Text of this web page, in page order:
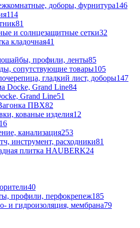
доборы, фурнитура146
114
81
и солнцезащитные сетки32
кладочная41
профили, ленты85
сопутствующие товары105
гладкий лист, доборы147
Docke, Grand Line84
Grand Line51
ПВХ82
кованые изделия12
16
канализация253
инструмент, расходники81
плитка HAUBERK24
40
профили, перфокрепеж185
и гидроизоляция, мембрана79